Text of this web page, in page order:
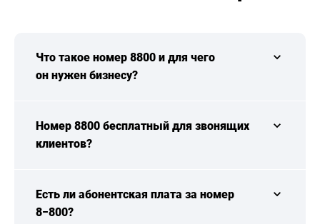
Что такое номер 8800 и для чего
он нужен бизнесу?
Номер 8800 бесплатный для звонящих
клиентов?
Есть ли абонентская плата за номер
8−800?